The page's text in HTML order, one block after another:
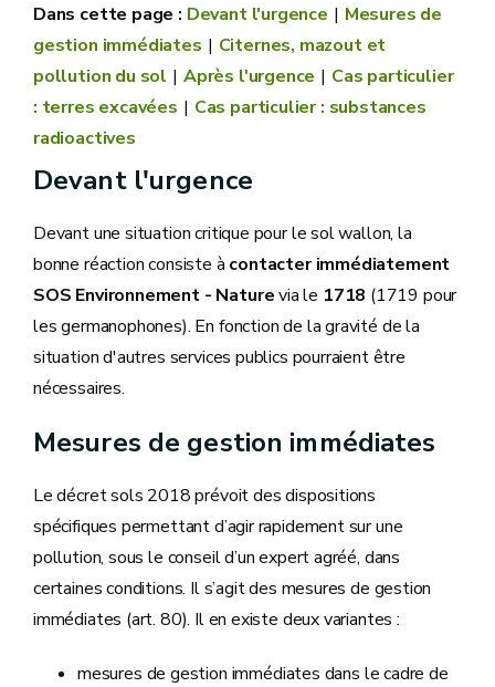
Devant l'urgence
Mesures de
gestion immédiates
Citernes, mazout et
pollution du sol
Après l'urgence
Cas particulier
: terres excavées
Cas particulier : substances
radioactives
Devant l'urgence
Devant une situation critique pour le sol wallon, la
bonne réaction consiste à contacter immédiatement
SOS Environnement - Naturevia le 1718 (1719 pour
les germanophones). En fonction de la gravité de la
situation d'autres services publics pourraient être
nécessaires.
Mesures de gestion immédiates
Le décret sols 2018 prévoit des dispositions
spécifiques permettant d’agir rapidement sur une
pollution, sous le conseil d’un expert agréé, dans
certaines conditions. Il s’agit des mesures de gestion
immédiates (art. 80). Il en existe deux variantes :
mesures de gestion immédiates dans le cadre de